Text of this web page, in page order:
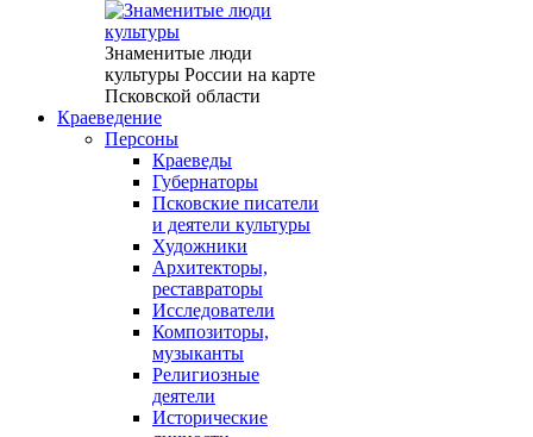
Знаменитые люди
культуры России на карте
Псковской области
Краеведение
Персоны
Краеведы
Губернаторы
Псковские писатели
и деятели культуры
Художники
Архитекторы,
реставраторы
Исследователи
Композиторы,
музыканты
Религиозные
деятели
Исторические